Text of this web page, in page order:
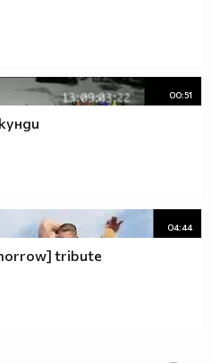
00:51
04:44
tribute